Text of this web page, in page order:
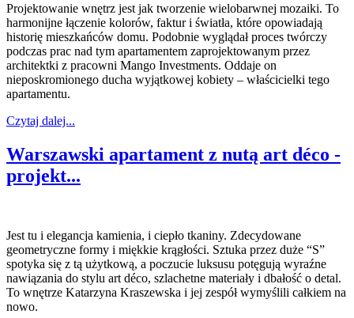
Projektowanie wnętrz jest jak tworzenie wielobarwnej mozaiki. To
harmonijne łączenie kolorów, faktur i światła, które opowiadają
historię mieszkańców domu. Podobnie wyglądał proces twórczy
podczas prac nad tym apartamentem zaprojektowanym przez
architektki z pracowni Mango Investments. Oddaje on
nieposkromionego ducha wyjątkowej kobiety – właścicielki tego
apartamentu.
Czytaj dalej...
Warszawski apartament z nutą art déco -
projekt...
Jest tu i elegancja kamienia, i ciepło tkaniny. Zdecydowane
geometryczne formy i miękkie krągłości. Sztuka przez duże “S”
spotyka się z tą użytkową, a poczucie luksusu potęgują wyraźne
nawiązania do stylu art déco, szlachetne materiały i dbałość o detal.
To wnętrze Katarzyna Kraszewska i jej zespół wymyślili całkiem na
nowo.